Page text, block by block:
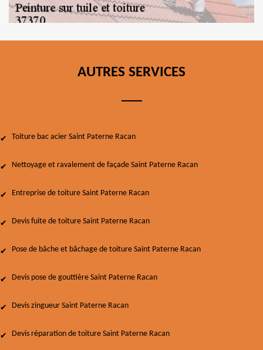
AUTRES SERVICES
Toiture bac acier Saint Paterne Racan
Nettoyage et ravalement de façade Saint Paterne Racan
Entreprise de toiture Saint Paterne Racan
Devis fuite de toiture Saint Paterne Racan
Pose de bâche et bâchage de toiture Saint Paterne Racan
Devis pose de gouttière Saint Paterne Racan
Devis zingueur Saint Paterne Racan
Devis réparation de toiture Saint Paterne Racan